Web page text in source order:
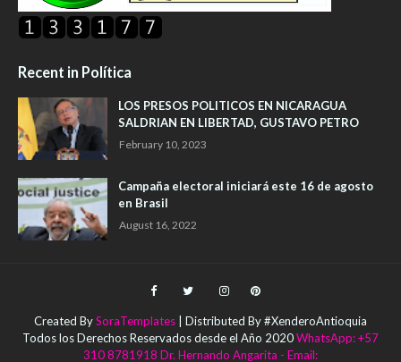
Recent in Política
LOS PRESOS POLITICOS EN NICARAGUA
SALDRIAN EN LIBERTAD, GUSTAVO PETRO
February 10, 2023
Campaña electoral iniciará este 16 de agosto
en Brasil
August 16, 2022
Created BySoraTemplates | Distributed By #XenderoAntioquia
Todos los Derechos Reservados desde el Año 2020WhatsApp: +57
310 8781918 Dr. Hernando Angarita - Email: